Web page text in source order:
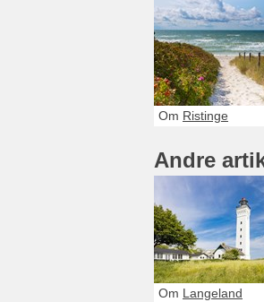
Om Ristinge
Andre
Om Langeland